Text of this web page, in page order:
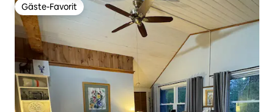
Gäste-Favorit
Gäste-Favorit